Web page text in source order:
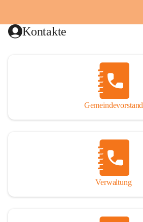
Kontakte
Gemeindevorstand
Verwaltung